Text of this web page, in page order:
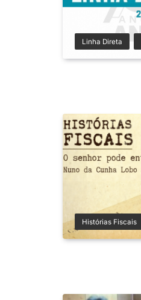
Linha Direta
Histórias Fiscais